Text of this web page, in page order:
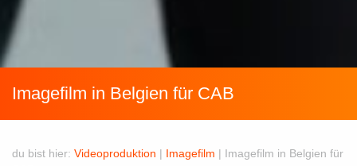
Imagefilm in Belgien für CAB
du bist hier: Videoproduktion | Imagefilm | Imagefilm in Belgien für